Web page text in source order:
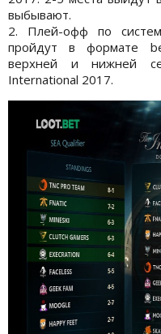
выбывают.
2. Плей-офф по
пройдут в формате
верхней и нижней
International 2017.